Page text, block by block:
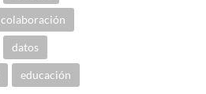
colaboración
datos
educación